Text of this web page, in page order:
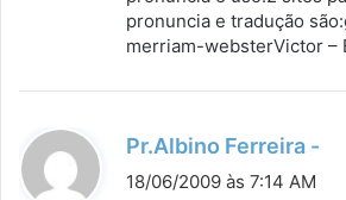
pronuncia e tradução
merriam-websterVictor –
Pr.Albino Ferreira -
18/06/2009 às 7:14 AM